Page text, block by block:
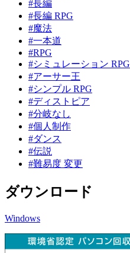
#長編
#長編 RPG
#魔法
#一本道
#RPG
#シミュレーション RPG
#アーサー王
#シンプル RPG
#ディストピア
#分岐なし
#個人制作
#ダンス
#伝説
#難易度 変更
ダウンロード
Windows